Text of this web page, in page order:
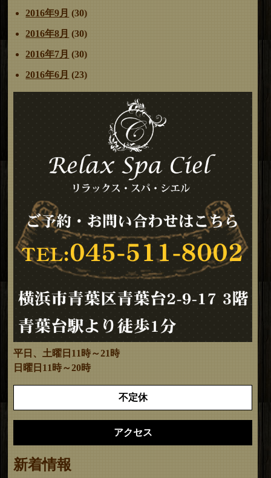
2016年9月 (30)
2016年8月 (30)
2016年7月 (30)
2016年6月 (23)
平日、土曜日11時～21時
日曜日11時～20時
不定休
アクセス
新着情報